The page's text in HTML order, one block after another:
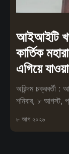
আইআইটি
কার্তিক
এগিয়ে
অরিন্দম চক্রবর্তী :
শনিবার, ৮ আগস্ট,
৮ আগ ২০২৬